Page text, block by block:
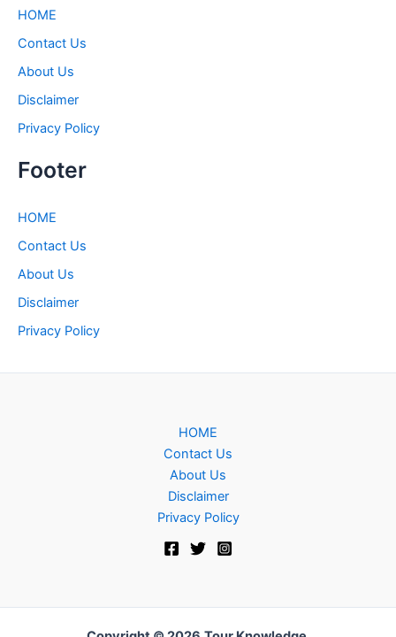
HOME
Contact Us
About Us
Disclaimer
Privacy Policy
Footer
HOME
Contact Us
About Us
Disclaimer
Privacy Policy
HOME
Contact Us
About Us
Disclaimer
Privacy Policy